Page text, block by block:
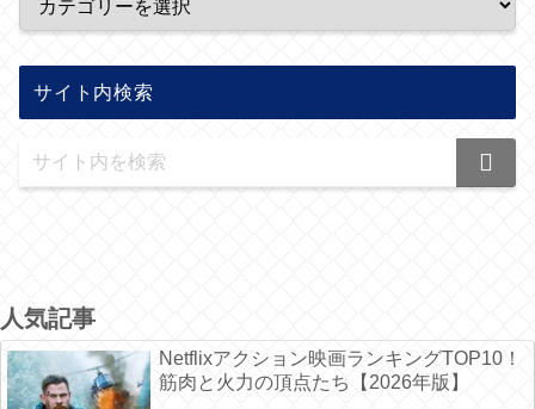
サイト内検索
人気記事
Netflixアクション映画ランキングTOP10！
筋肉と火力の頂点たち【2026年版】